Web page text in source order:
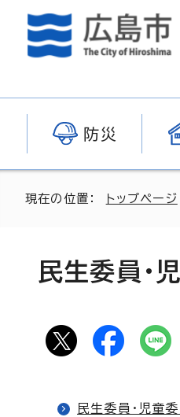
防災
現在の位置： トップページ
民生委員・
民生委員・児童